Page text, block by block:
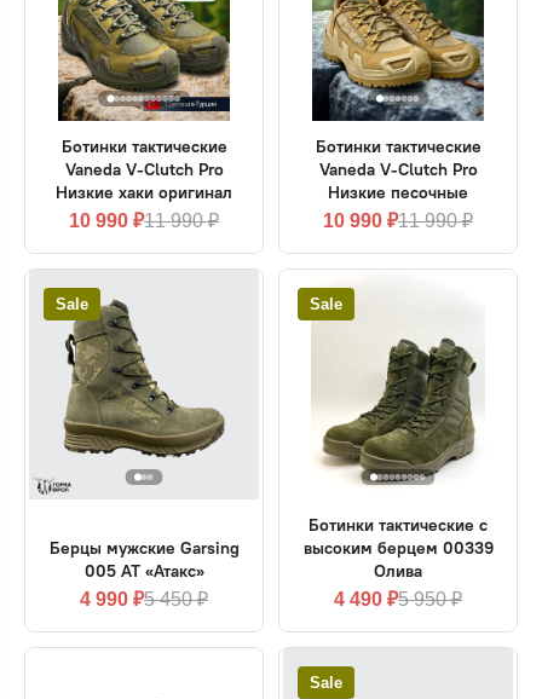
Ботинки тактические
Vaneda V-Clutch Pro
Низкие хаки оригинал
10 990 ₽11 990 ₽
Ботинки тактические
Vaneda V-Clutch Pro
Низкие песочные
10 990 ₽11 990 ₽
Sale
Берцы мужские Garsing
005 AT «Атакс»
4 990 ₽5 450 ₽
Sale
Ботинки тактические с
высоким берцем 00339
Олива
4 490 ₽5 950 ₽
Sale